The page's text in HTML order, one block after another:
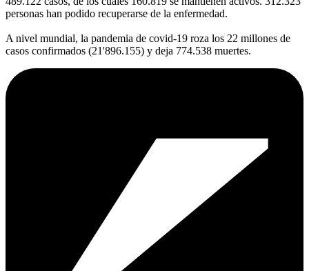
personas han podido recuperarse de la enfermedad.
A nivel mundial, la pandemia de covid-19 roza los 22 millones de
casos confirmados (21'896.155) y deja 774.538 muertes.